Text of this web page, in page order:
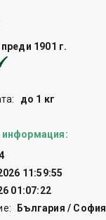
преди 1901 г.
до 1 кг
11:59:55
01:07:22
България / София